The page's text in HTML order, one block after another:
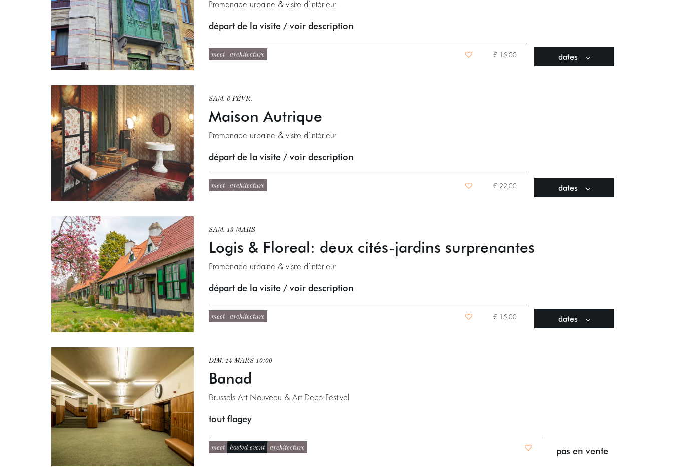
Promenade urbaine & visite d’intérieur
départ de la visite / voir description
meet architecture € 15,00 dates
Maison Autrique
Promenade urbaine & visite d’intérieur
SAM. 6 FÉVR.
départ de la visite / voir description
meet architecture € 22,00 dates
Logis & Floreal: deux cités-jardins surprenantes
Promenade urbaine & visite d’intérieur
SAM. 13 MARS
départ de la visite / voir description
meet architecture € 15,00 dates
Banad
Brussels Art Nouveau & Art Deco Festival
DIM. 14 MARS 10:00
tout flagey
meet hosted event architecture pas en vente